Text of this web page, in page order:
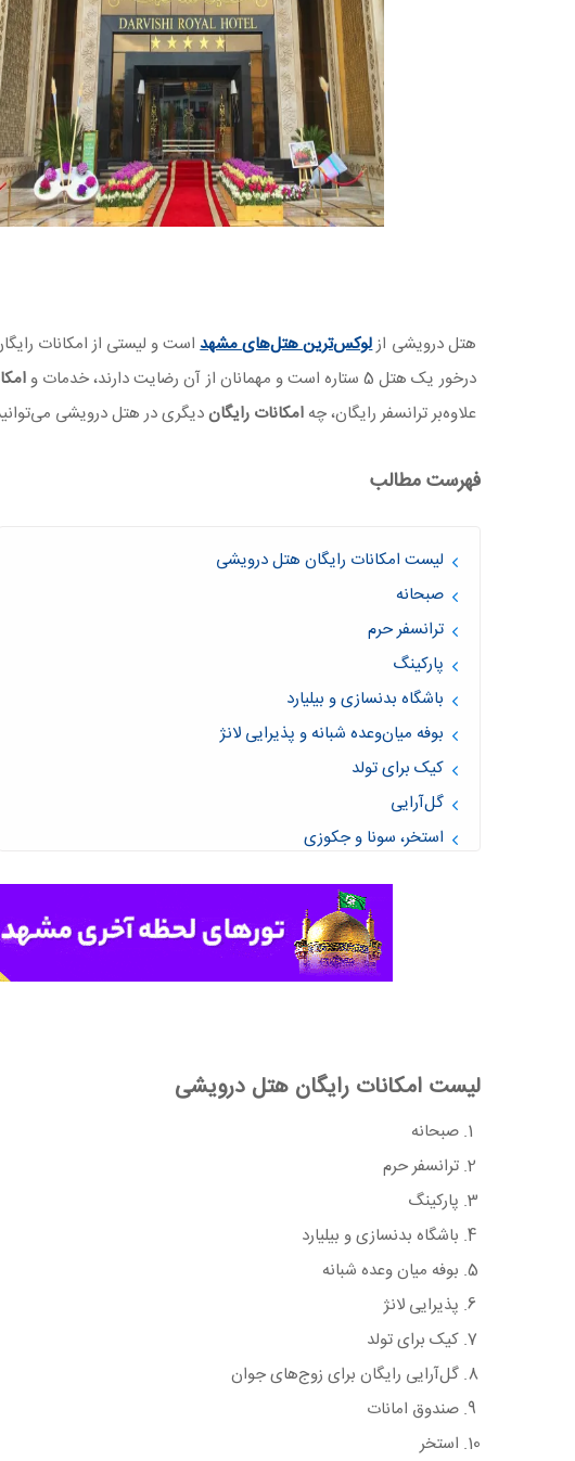
هتل درویشی ازلوکس‌ترین هتل‌های مشهداست و لیستی از امکانات
درخور یک هتل 5 ستاره است و مهمانان از آن رضایت دارند، خدمات و
علاوه‌بر ترانسفر رایگان، چهامکانات رایگاندیگری در هتل درویشی
فهرست مطالب
لیست امکانات رایگان هتل درویشی
صبحانه
ترانسفر حرم
پارکینگ
باشگاه بدنسازی و بیلیارد
بوفه میان‌وعده شبانه و پذیرایی لانژ
کیک برای تولد
گل‌آرایی
استخر، سونا و جکوزی
لیست امکانات رایگان هتل درویشی
صبحانه
ترانسفر حرم
پارکینگ
باشگاه بدنسازی و بیلیارد
بوفه میان وعده شبانه
پذیرایی لانژ
کیک برای تولد
گل‌آرایی رایگان برای زوج‌های جوان
صندوق امانات
استخر